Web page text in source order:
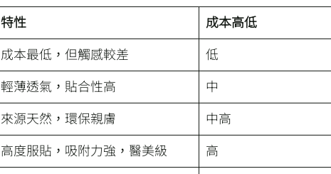
特性
成本高低
成本最低，但觸感較差
低
輕薄透氣，貼合性高
中
來源天然，環保親膚
中高
高度服貼，吸附力強，醫美級
高